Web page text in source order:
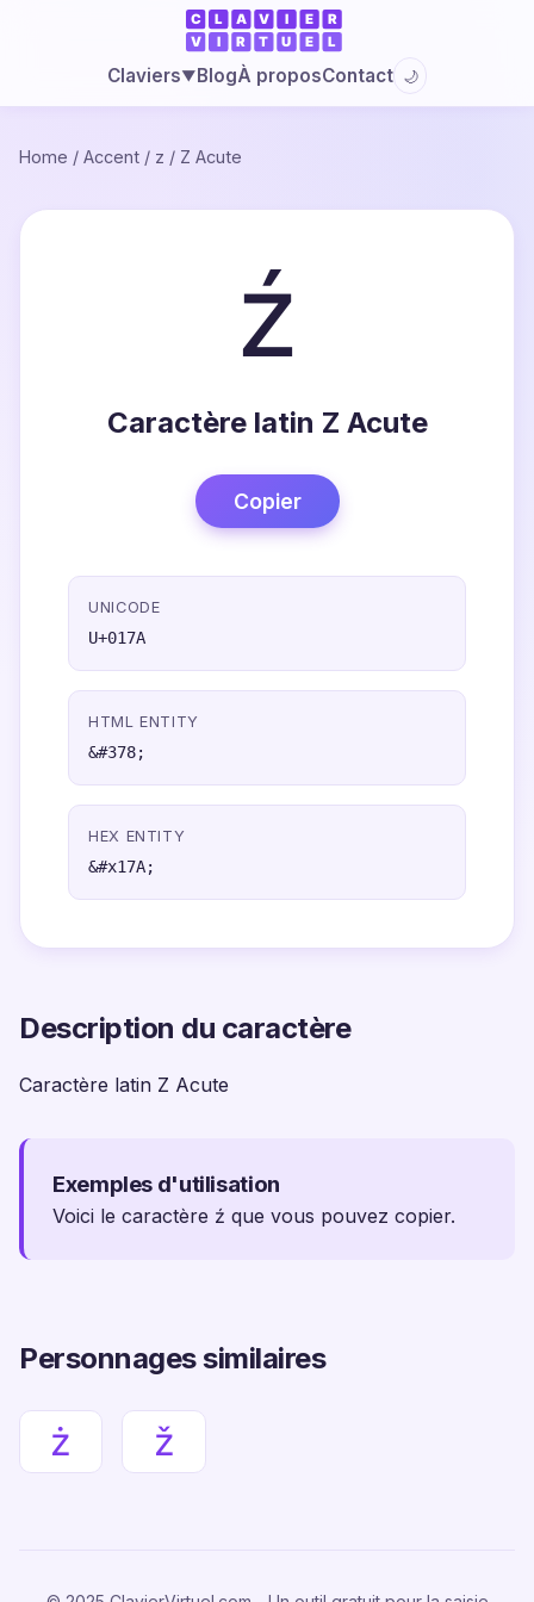
Claviers▼BlogÀ proposContact 🌙
Home / Accent / z / Z Acute
ź
Caractère latin Z Acute
Copier
UNICODE
U+017A
HTML ENTITY
&#378;
HEX ENTITY
&#x17A;
Description du caractère
Caractère latin Z Acute
Exemples d'utilisation
Voici le caractère ź que vous pouvez copier.
Personnages similaires
ż ž